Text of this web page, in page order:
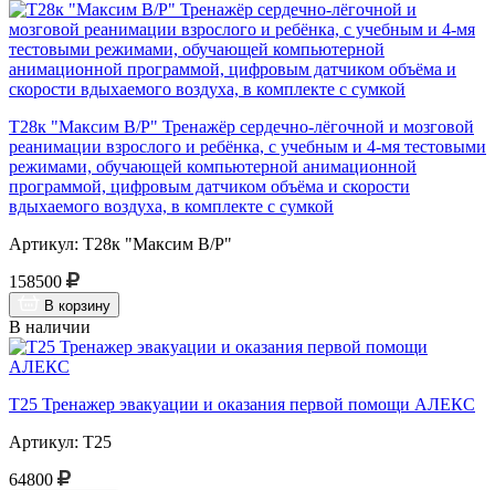
Т28к "Максим В/Р" Тренажёр сердечно-лёгочной и мозговой
реанимации взрослого и ребёнка, с учебным и 4-мя тестовыми
режимами, обучающей компьютерной анимационной
программой, цифровым датчиком объёма и скорости
вдыхаемого воздуха, в комплекте с сумкой
Артикул: Т28к "Максим В/Р"
158500
В корзину
В наличии
Т25 Тренажер эвакуации и оказания первой помощи АЛЕКС
Артикул: Т25
64800